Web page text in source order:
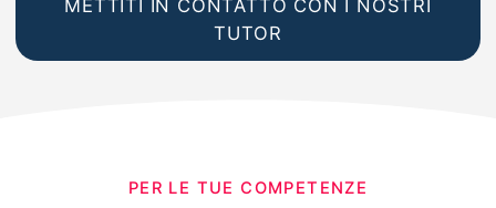
METTITI IN CONTATTO CON I NOSTRI
TUTOR
PER LE TUE COMPETENZE